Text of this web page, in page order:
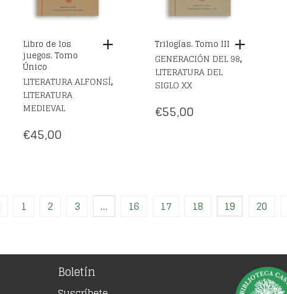
Libro de los
juegos. Tomo
Único
LITERATURA ALFONSÍ,
LITERATURA
MEDIEVAL
€45,00
Trilogías. Tomo III
GENERACIÓN DEL 98,
LITERATURA DEL
SIGLO XX
€55,00
1 2 3 … 16 17 18 19 20
Boletín